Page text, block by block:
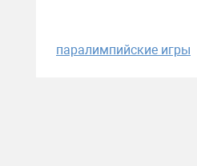
паралимпийские игры